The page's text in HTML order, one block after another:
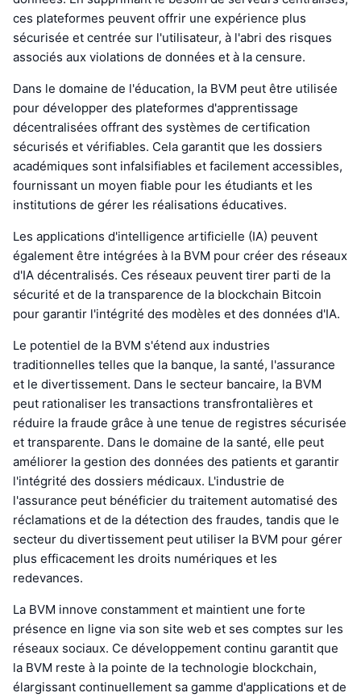
ces plateformes peuvent offrir une expérience plus
sécurisée et centrée sur l'utilisateur, à l'abri des risques
associés aux violations de données et à la censure.
Dans le domaine de l'éducation, la BVM peut être utilisée
pour développer des plateformes d'apprentissage
décentralisées offrant des systèmes de certification
sécurisés et vérifiables. Cela garantit que les dossiers
académiques sont infalsifiables et facilement accessibles,
fournissant un moyen fiable pour les étudiants et les
institutions de gérer les réalisations éducatives.
Les applications d'intelligence artificielle (IA) peuvent
également être intégrées à la BVM pour créer des réseaux
d'IA décentralisés. Ces réseaux peuvent tirer parti de la
sécurité et de la transparence de la blockchain Bitcoin
pour garantir l'intégrité des modèles et des données d'IA.
Le potentiel de la BVM s'étend aux industries
traditionnelles telles que la banque, la santé, l'assurance
et le divertissement. Dans le secteur bancaire, la BVM
peut rationaliser les transactions transfrontalières et
réduire la fraude grâce à une tenue de registres sécurisée
et transparente. Dans le domaine de la santé, elle peut
améliorer la gestion des données des patients et garantir
l'intégrité des dossiers médicaux. L'industrie de
l'assurance peut bénéficier du traitement automatisé des
réclamations et de la détection des fraudes, tandis que le
secteur du divertissement peut utiliser la BVM pour gérer
plus efficacement les droits numériques et les
redevances.
La BVM innove constamment et maintient une forte
présence en ligne via son site web et ses comptes sur les
réseaux sociaux. Ce développement continu garantit que
la BVM reste à la pointe de la technologie blockchain,
élargissant continuellement sa gamme d'applications et de